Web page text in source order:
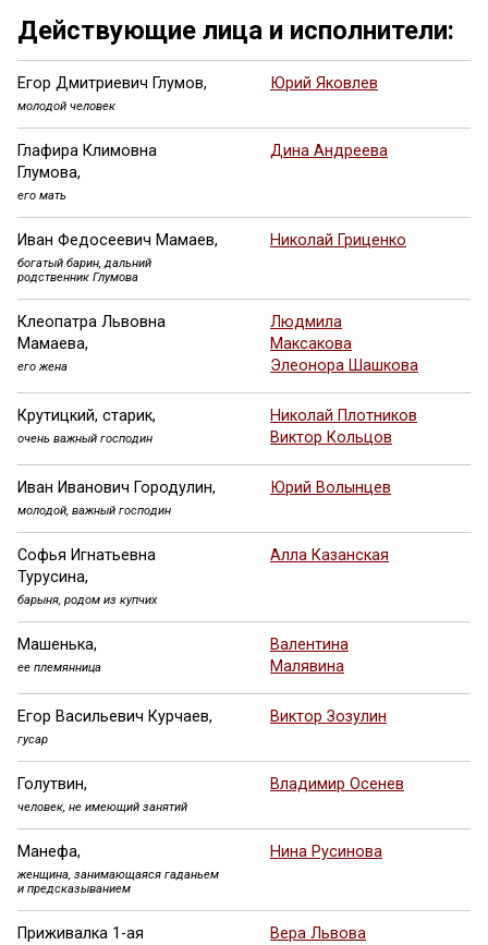
Действующие лица и исполнители:
Егор Дмитриевич Глумов,
молодой человек
Юрий Яковлев
Глафира Климовна
Глумова,
его мать
Дина Андреева
Иван Федосеевич Мамаев,
богатый барин, дальний
родственник Глумова
Николай Гриценко
Клеопатра Львовна
Мамаева,
его жена
Людмила
Максакова
Элеонора Шашкова
Крутицкий, старик,
очень важный господин
Николай Плотников
Виктор Кольцов
Иван Иванович Городулин,
молодой, важный господин
Юрий Волынцев
Софья Игнатьевна
Турусина,
барыня, родом из купчих
Алла Казанская
Машенька,
ее племянница
Валентина
Малявина
Егор Васильевич Курчаев,
гусар
Виктор Зозулин
Голутвин,
человек, не имеющий занятий
Владимир Осенев
Манефа,
женщина, занимающаяся гаданьем
и предсказыванием
Нина Русинова
Приживалка 1-ая Вера Львова